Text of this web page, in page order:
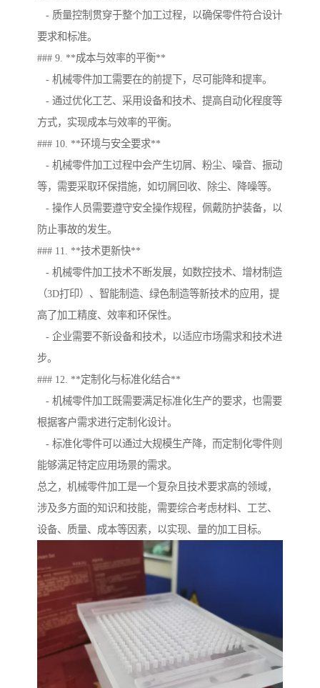
- 质量控制贯穿于整个加工过程，以确保零件符合设计
要求和标准。
### 9. **成本与效率的平衡**
- 机械零件加工需要在的前提下，尽可能降和提率。
- 通过优化工艺、采用设备和技术、提高自动化程度等
方式，实现成本与效率的平衡。
### 10. **环境与安全要求**
- 机械零件加工过程中会产生切屑、粉尘、噪音、振动
等，需要采取环保措施，如切屑回收、除尘、降噪等。
- 操作人员需要遵守安全操作规程，佩戴防护装备，以
防止事故的发生。
### 11. **技术更新快**
- 机械零件加工技术不断发展，如数控技术、增材制造
（3D打印）、智能制造、绿色制造等新技术的应用，提
高了加工精度、效率和环保性。
- 企业需要不新设备和技术，以适应市场需求和技术进
步。
### 12. **定制化与标准化结合**
- 机械零件加工既需要满足标准化生产的要求，也需要
根据客户需求进行定制化设计。
- 标准化零件可以通过大规模生产降，而定制化零件则
能够满足特定应用场景的需求。
总之，机械零件加工是一个复杂且技术要求高的领域，
涉及多方面的知识和技能，需要综合考虑材料、工艺、
设备、质量、成本等因素，以实现、量的加工目标。